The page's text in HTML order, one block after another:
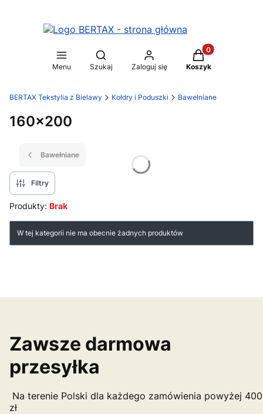
Menu
Otwórz wyszukiwarkę
Szukaj Zaloguj się
Produkty w
Koszyk
BERTAX Tekstylia z Bielawy Kołdry i Poduszki Bawełniane
160x200
Bawełniane
Filtry
Produkty: Brak
Lista produktów
W tej kategorii nie ma obecnie żadnych produktów
Zawsze darmowa
przesyłka
Na terenie Polski dla każdego zamówienia powyżej 400
zł